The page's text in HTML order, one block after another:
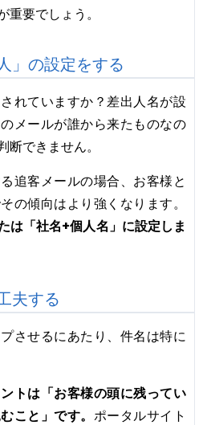
重要でしょう。
」の設定をする
れていますか？差出人名が設
メールが誰から来たものなの
断できません。
追客メールの場合、お客様と
の傾向はより強くなります。
は「社名+個人名」に設定しま
夫する
させるにあたり、件名は特に
トは「お客様の頭に残ってい
こと」です。
ポータルサイト